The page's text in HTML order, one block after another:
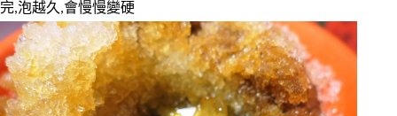
完,泡越久,會慢慢變硬